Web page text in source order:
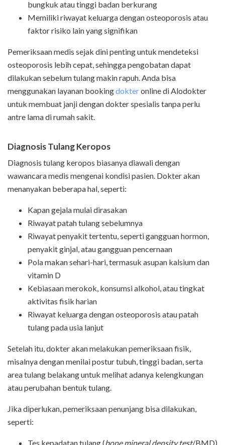
bungkuk atau tinggi badan berkurang
Memiliki riwayat keluarga dengan osteoporosis atau
faktor risiko lain yang signifikan
Pemeriksaan medis sejak dini penting untuk mendeteksi
osteoporosis lebih cepat, sehingga pengobatan dapat
dilakukan sebelum tulang makin rapuh. Anda bisa
menggunakan layanan bookingdokteronline di Alodokter
untuk membuat janji dengan dokter spesialis tanpa perlu
antre lama di rumah sakit.
Diagnosis Tulang Keropos
Diagnosis tulang keropos biasanya diawali dengan
wawancara medis mengenai kondisi pasien. Dokter akan
menanyakan beberapa hal, seperti:
Kapan gejala mulai dirasakan
Riwayat patah tulang sebelumnya
Riwayat penyakit tertentu, seperti gangguan hormon,
penyakit ginjal, atau gangguan pencernaan
Pola makan sehari-hari, termasuk asupan kalsium dan
vitamin D
Kebiasaan merokok, konsumsi alkohol, atau tingkat
aktivitas fisik harian
Riwayat keluarga dengan osteoporosis atau patah
tulang pada usia lanjut
Setelah itu, dokter akan melakukan pemeriksaan fisik,
misalnya dengan menilai postur tubuh, tinggi badan, serta
area tulang belakang untuk melihat adanya kelengkungan
atau perubahan bentuk tulang.
Jika diperlukan, pemeriksaan penunjang bisa dilakukan,
seperti:
Tes kepadatan tulang (bone mineral density test/BMD)